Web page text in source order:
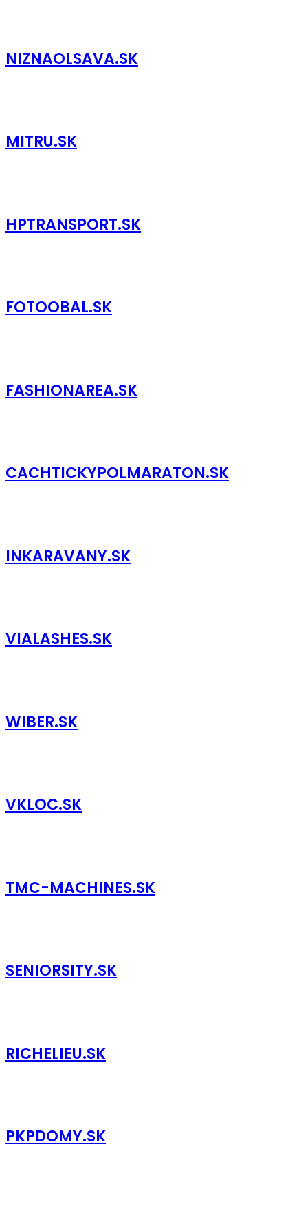
NIZNAOLSAVA.SK
MITRU.SK
HPTRANSPORT.SK
FOTOOBAL.SK
FASHIONAREA.SK
CACHTICKYPOLMARATON.SK
INKARAVANY.SK
VIALASHES.SK
WIBER.SK
VKLOC.SK
TMC-MACHINES.SK
SENIORSITY.SK
RICHELIEU.SK
PKPDOMY.SK